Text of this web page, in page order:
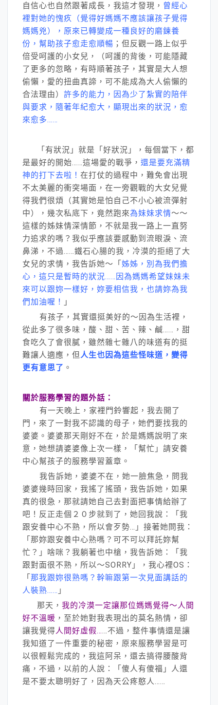
自信心也自然跟著成長，我這才發現， 曾經心
裡對她的愧疚（覺得好媽媽不應該讓孩子覺得
媽媽兇），原來已轉變成一種良好的磨鍊養
份，幫助孩子愈走愈順暢 ；但反觀一路上似乎
倍受呵護的小女兒，（呵護的背後，可能隱藏
了更多的忽略，有時順著孩子，其實是大人想
偷懶，愛的扭曲真諦，可不能成為大人偷懶的
合法理由） 許多的能力，因為少了紮實的陪伴
與要求，隨著年紀愈大，顯現出來的狀況，愈
來愈多……
「有狀況」就是「好狀況」，每個當下，都
是最好的開始……這場愛的戰爭， 還是要充滿精
神的打下去啦！ 在打仗的過程中，難免會出現
不太美麗的衝突場面，在一旁觀戰的大女兒覺
得我們很煩（其實她是怕自己不小心被流彈射
中），幾次私底下，竟然跑來為妹妹求情～～
這樣的姊妹情深情節，不就是我一路上一直努
力追求的嗎？我似乎應該要感動到流眼淚、流
鼻涕，不過……鐵石心腸的我，冷漠的拒絕了大
女兒的求情，我告訴她～「 姊姊，別為我們擔
心，這只是暫時的狀況……因為媽媽希望妹妹未
來可以跟妳一樣好，妳要相信我，也請妳為我
們加油喔！
」
有孩子，其實還挺美好的～因為生活裡，
從此多了很多味，酸、甜、苦、辣、鹹……，甜
食吃久了會很膩，雖然雜七雜八的味道有的挺
難讓人適應，但 人生也因為這些怪味道，變得
更有意思了 。
關於服務學習的題外話：
有一天晚上，家裡門鈴響起，我去開了
門，來了一對我不認識的母子，她們要找我的
婆婆。婆婆那天剛好不在，於是媽媽說明了來
意，她想請婆婆像上次一樣，「幫忙」請安養
中心幫孩子的服務學習蓋章。
我告訴她，婆婆不在，她一臉焦急，問我
婆婆幾時回家，我搖了搖頭，我告訴她，如果
真的很急，那就請她自己去對面把事情給辦了
吧！反正走個２０步就到了，她回我說：「我
跟安養中心不熟，所以會歹勢…」接著她問我：
「那妳跟安養中心熟嗎？可不可以拜託妳幫
忙？」啥咪？我躺著也中槍，我告訴她：「我
跟對面很不熟，所以～SORRY」，我心裡OS：
「 那我跟妳很熟嗎？幹嘛跟第一次見面講話的
人裝熟…… 」
那天， 我的冷漠一定讓那位媽媽覺得～人間
好不溫暖 ，至於她對我表現出的莫名熱情，卻
讓我覺得人間好虛假……不過，整件事情還是讓
我知道了一件重要的秘密，原來服務學習是可
以很輕鬆完成的，我這阿呆，還去搞得腰酸背
痛，不過，以前的人說：「傻人有傻福」人還
是不要太聰明好了，因為天公疼憨人……